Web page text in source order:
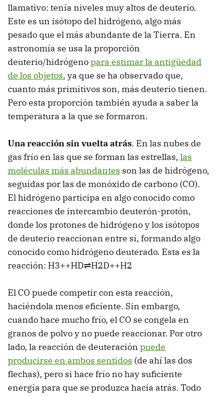
llamativo: tenía niveles muy altos de deuterio.
Este es un isótopo del hidrógeno, algo más
pesado que el más abundante de la Tierra. En
astronomía se usa la proporción
deuterio/hidrógenopara estimar la antigüedad
de los objetos, ya que se ha observado que,
cuanto más primitivos son, más deuterio tienen.
Pero esta proporción también ayuda a saber la
temperatura a la que se formaron.
Una reacción sin vuelta atrás. En las nubes de
gas frío en las que se forman las estrellas, las
moléculas más abundantes son las de hidrógeno,
seguidas por las de monóxido de carbono (CO).
El hidrógeno participa en algo conocido como
reacciones de intercambio deuterón-protón,
donde los protones de hidrógeno y los isótopos
de deuterio reaccionan entre sí, formando algo
conocido como hidrógeno deuterado. Esta es la
reacción: H3+​+HD⇌H2​D++H2​
El CO puede competir con esta reacción,
haciéndola menos eficiente. Sin embargo,
cuando hace mucho frío, el CO se congela en
granos de polvo y no puede reaccionar. Por otro
lado, la reacción de deuteración puede
producirse en ambos sentidos (de ahí las dos
flechas), pero si hace frío no hay suficiente
energía para que se produzca hacia atrás. Todo